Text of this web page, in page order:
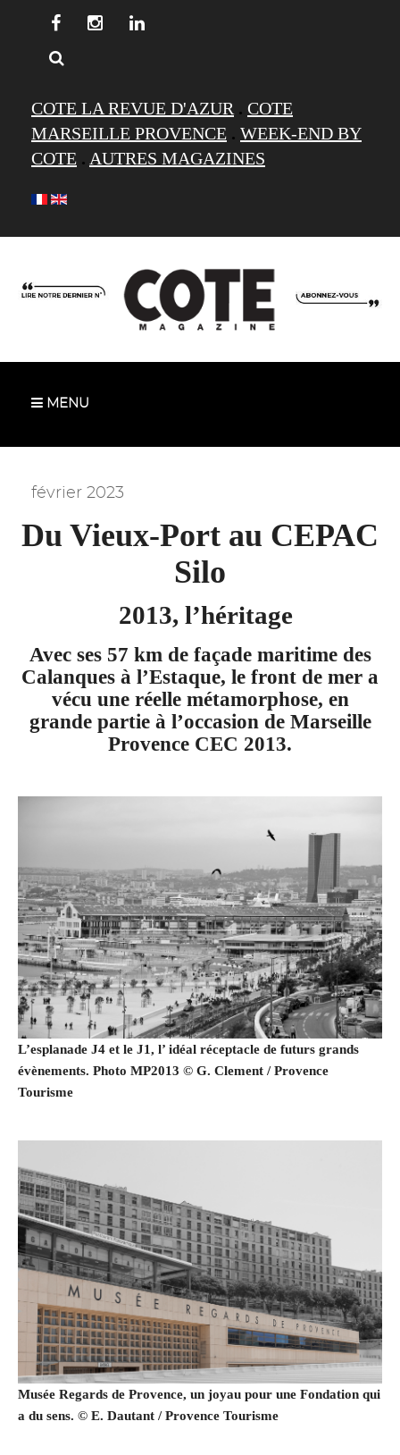
COTE LA REVUE D'AZUR . COTE
MARSEILLE PROVENCE . WEEK-END BY
COTE . AUTRES MAGAZINES
MENU
février 2023
Du Vieux-Port au CEPAC
Silo
2013, l’héritage
Avec ses 57 km de façade maritime des
Calanques à l’Estaque, le front de mer a
vécu une réelle métamorphose, en
grande partie à l’occasion de Marseille
Provence CEC 2013.
L’esplanade J4 et le J1, l’ idéal réceptacle de futurs grands
évènements. Photo MP2013 © G. Clement / Provence
Tourisme
Musée Regards de Provence, un joyau pour une Fondation qui
a du sens. © E. Dautant / Provence Tourisme